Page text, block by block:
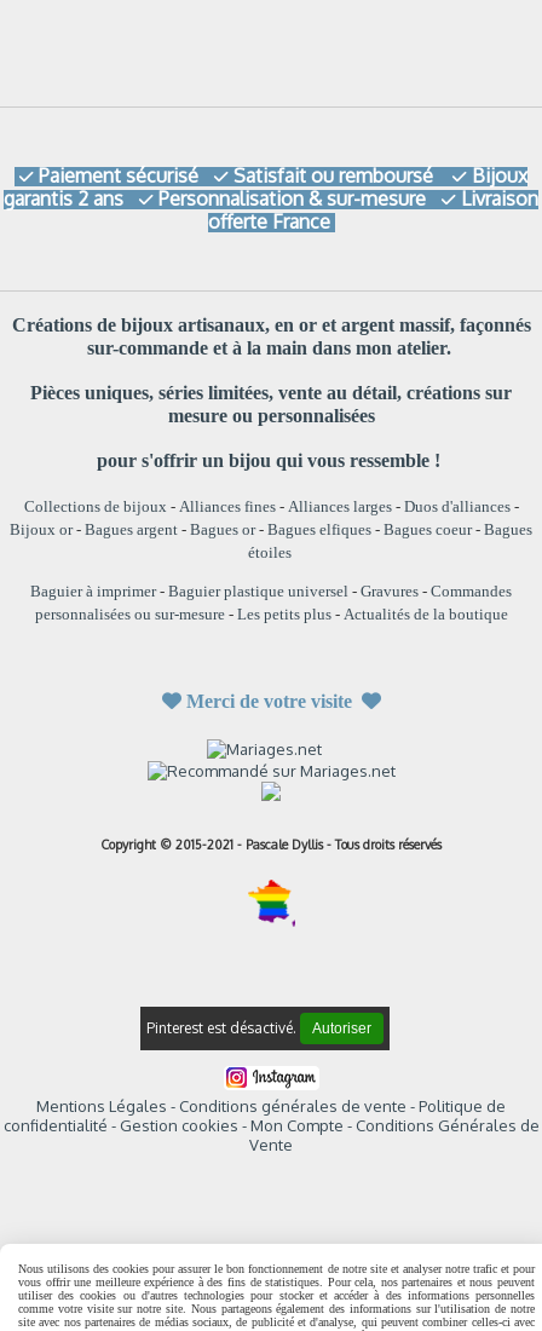
Paiement sécurisé Satisfait ou remboursé Bijoux
garantis 2 ans
Personnalisation & sur-mesure Livraison
offerte France
Créations de bijoux artisanaux, en or et argent massif, façonnés
sur-commande et à la main dans mon atelier.
Pièces uniques, séries limitées, vente au détail, créations sur
mesure ou personnalisées
pour s'offrir un bijou qui vous ressemble !
Collections de bijoux - Alliances fines- Alliances larges- Duos d'alliances-
Bijoux or- Bagues argent - Bagues or- Bagues elfiques - Bagues coeur- Bagues
étoiles
Baguier à imprimer- Baguier plastique universel - Gravures - Commandes
personnalisées ou sur-mesure- Les petits plus- Actualités de la boutique
Merci de votre visite 
Copyright © 2015-2021 - Pascale Dyllis - Tous droits réservés
Pinterest est désactivé. Autoriser
Mentions Légales Conditions générales de vente
Politique de
confidentialité
Gestion cookies Mon Compte
Conditions Générales de
Vente
Nous utilisons des cookies pour assurer le bon fonctionnement de notre site et analyser notre trafic et pour
vous offrir une meilleure expérience à des fins de statistiques. Pour cela, nos partenaires et nous peuvent
utiliser des cookies ou d'autres technologies pour stocker et accéder à des informations personnelles
comme votre visite sur notre site. Nous partageons également des informations sur l'utilisation de notre
site avec nos partenaires de médias sociaux, de publicité et d'analyse, qui peuvent combiner celles-ci avec